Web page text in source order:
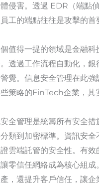
侵害。透過 EDR（端點
工的端點往往是攻擊的首
值得一提的領域是金融
透過工作流程自動化，
覺。信息安全管理在此
策略的FinTech企業，其
全管理是統籌所有安全
類到加密標準。資訊安
雲端託管的安全性。有
零信任網絡成為核心組
，還提升客戶信任，讓企